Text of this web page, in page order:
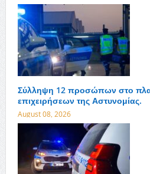
Σύλληψη 12 προσώπων στο
επιχειρήσεων της Αστυνομίας.
August 08, 2026